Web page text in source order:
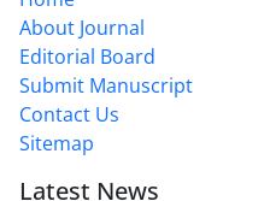
About Journal
Editorial Board
Submit Manuscript
Contact Us
Sitemap
Latest News